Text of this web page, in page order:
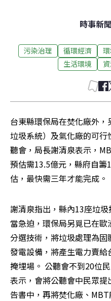
時事新聞
污染治理 循環經濟
生活環境
台東縣環保局在焚化廠外
垃圾系統）及氣化廠的可
聽會，局長謝清泉表示，
預估需13.5億元，縣府自
估，最快需三年才能完成。
謝清泉指出，縣內13座垃
當急迫，環保局另覓已在
分選技術，將垃圾處理為固
發電設備，將產生電力賣
掩埋場。 公聽會不到20位
表示，會將公聽會中民眾
告書中，再將焚化廠、